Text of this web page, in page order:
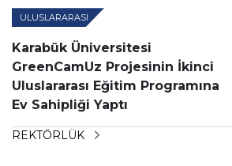
ULUSLARARASI
Karabük Üniversitesi
GreenCamUz Projesinin İkinci
Uluslararası Eğitim Programına
Ev Sahipliği Yaptı
REKTÖRLÜK